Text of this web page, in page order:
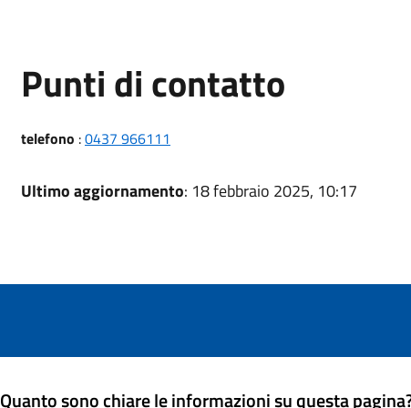
Punti di contatto
telefono :0437 966111
Ultimo aggiornamento: 18 febbraio 2025, 10:17
Quanto sono chiare le informazioni su questa